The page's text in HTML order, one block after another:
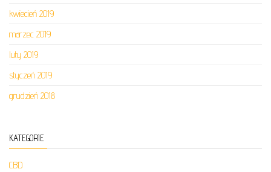
kwiecień 2019
marzec 2019
luty 2019
styczeń 2019
grudzień 2018
KATEGORIE
CBD